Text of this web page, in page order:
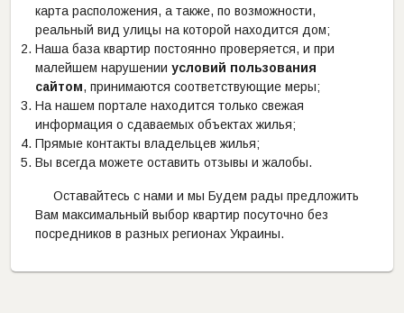
карта расположения, а также, по возможности,
реальный вид улицы на которой находится дом;
Наша база квартир постоянно проверяется, и при
малейшем нарушении условий пользования
сайтом, принимаются соответствующие меры;
На нашем портале находится только свежая
информация о сдаваемых объектах жилья;
Прямые контакты владельцев жилья;
Вы всегда можете оставить отзывы и жалобы.
Оставайтесь с нами и мы Будем рады предложить
Вам максимальный выбор квартир посуточно без
посредников в разных регионах Украины.